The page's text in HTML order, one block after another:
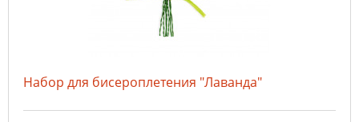
Набор для бисероплетения "Лаванда"